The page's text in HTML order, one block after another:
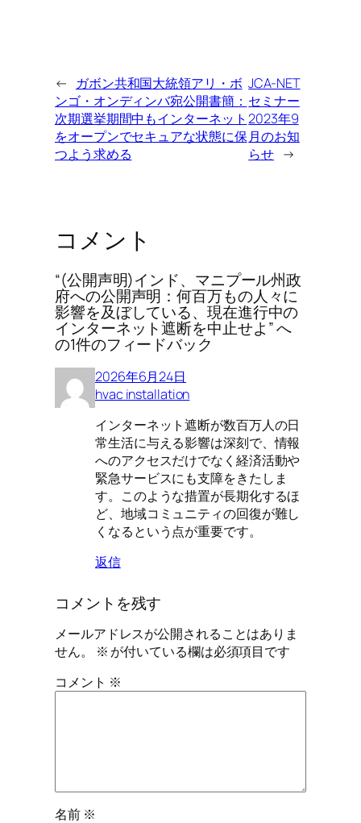
←
ガボン共和国大統領アリ・ボ
ンゴ・オンディンバ宛公開書簡：
次期選挙期間中もインターネット
をオープンでセキュアな状態に保
つよう求める
JCA-NET
セミナー
2023年9
月のお知
らせ →
コメント
“(公開声明)インド、マニプール州政
府への公開声明：何百万もの人々に
影響を及ぼしている、現在進行中の
インターネット遮断を中止せよ” へ
の1件のフィードバック
2026年6月24日
hvac installation
インターネット遮断が数百万人の日
常生活に与える影響は深刻で、情報
へのアクセスだけでなく経済活動や
緊急サービスにも支障をきたしま
す。このような措置が長期化するほ
ど、地域コミュニティの回復が難し
くなるという点が重要です。
返信
コメントを残す
メールアドレスが公開されることはありま
せん。
※ が付いている欄は必須項目です
コメント ※
名前 ※